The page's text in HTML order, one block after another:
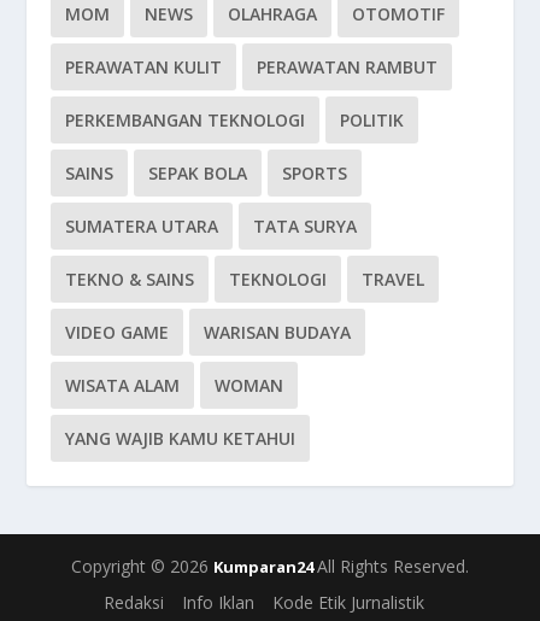
MOM NEWS OLAHRAGA OTOMOTIF
PERAWATAN KULIT PERAWATAN RAMBUT
PERKEMBANGAN TEKNOLOGI POLITIK
SAINS SEPAK BOLA SPORTS
SUMATERA UTARA TATA SURYA
TEKNO & SAINS TEKNOLOGI TRAVEL
VIDEO GAME WARISAN BUDAYA
WISATA ALAM WOMAN
YANG WAJIB KAMU KETAHUI
Copyright © 2026 Kumparan24All Rights Reserved.
Redaksi
Info Iklan
Kode Etik Jurnalistik